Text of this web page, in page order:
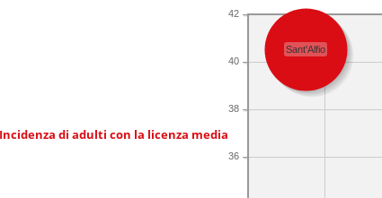
Incidenza di adulti con la licenza media
36
38
40
42
Sant'Alfio